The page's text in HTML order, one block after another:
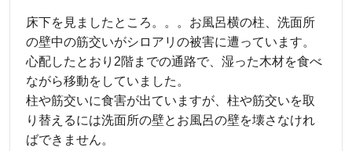
床下を見ましたところ。。。お風呂横の柱、洗面所
の壁中の筋交いがシロアリの被害に遭っています。
心配したとおり2階までの通路で、湿った木材を食べ
ながら移動をしていました。
柱や筋交いに食害が出ていますが、柱や筋交いを取
り替えるには洗面所の壁とお風呂の壁を壊さなけれ
ばできません。